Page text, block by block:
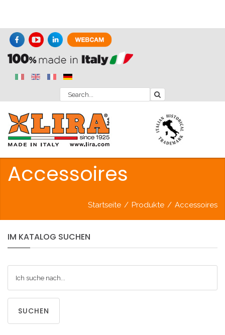
Accessoires
Startseite / Produkte / Accessoires
IM KATALOG SUCHEN
SUCHEN